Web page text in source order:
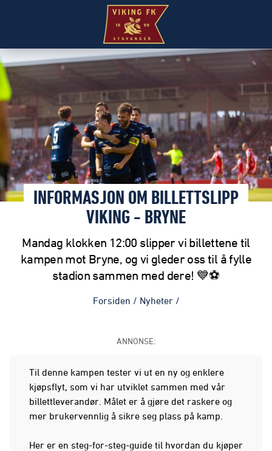
INFORMASJON OM BILLETTSLIPP
VIKING - BRYNE
Mandag klokken 12:00 slipper vi billettene til
kampen mot Bryne, og vi gleder oss til å fylle
stadion sammen med dere! 💙⚽️
Forsiden / Nyheter /
ANNONSE:
Til denne kampen tester vi ut en ny og enklere
kjøpsflyt, som vi har utviklet sammen med vår
billettleverandør. Målet er å gjøre det raskere og
mer brukervennlig å sikre seg plass på kamp.
Her er en steg-for-steg-guide til hvordan du kjøper